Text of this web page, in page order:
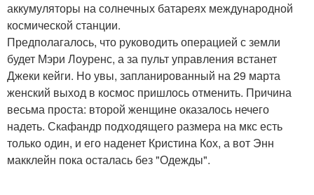
аккумуляторы на солнечных батареях международной
космической станции.
Предполагалось, что руководить операцией с земли
будет Мэри Лоуренс, а за пульт управления встанет
Джеки кейги. Но увы, запланированный на 29 марта
женский выход в космос пришлось отменить. Причина
весьма проста: второй женщине оказалось нечего
надеть. Скафандр подходящего размера на мкс есть
только один, и его наденет Кристина Кох, а вот Энн
макклейн пока осталась без "Одежды".